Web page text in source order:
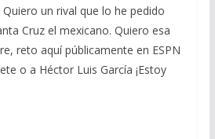
un rival que lo he pedido
Cruz el mexicano. Quiero esa
reto aquí públicamente en ESPN
o a Héctor Luis García ¡Estoy